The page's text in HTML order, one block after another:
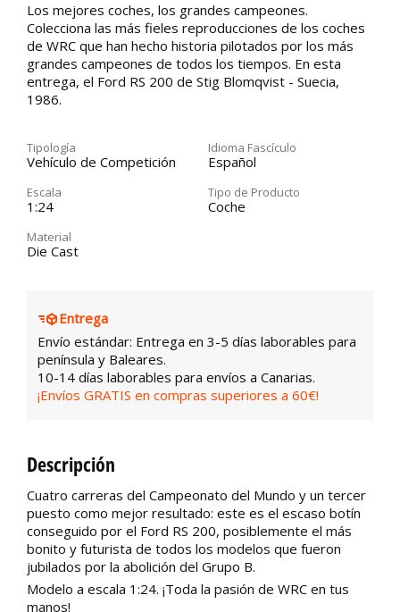
Los mejores coches, los grandes campeones.
Colecciona las más fieles reproducciones de los coches
de WRC que han hecho historia pilotados por los más
grandes campeones de todos los tiempos. En esta
entrega, el Ford RS 200 de Stig Blomqvist - Suecia,
1986.
Tipología
Vehículo de Competición
Idioma Fascículo
Español
Escala
1:24
Tipo de Producto
Coche
Material
Die Cast
Entrega
Envío estándar: Entrega en 3-5 días laborables para
península y Baleares.
10-14 días laborables para envíos a Canarias.
¡Envíos GRATIS en compras superiores a 60€!
Descripción
Cuatro carreras del Campeonato del Mundo y un tercer
puesto como mejor resultado: este es el escaso botín
conseguido por el Ford RS 200, posiblemente el más
bonito y futurista de todos los modelos que fueron
jubilados por la abolición del Grupo B.
Modelo a escala 1:24. ¡Toda la pasión de WRC en tus
manos!